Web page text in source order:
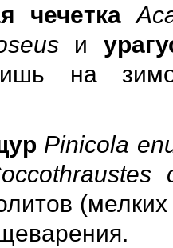
чечетка
и
на
Pinicola